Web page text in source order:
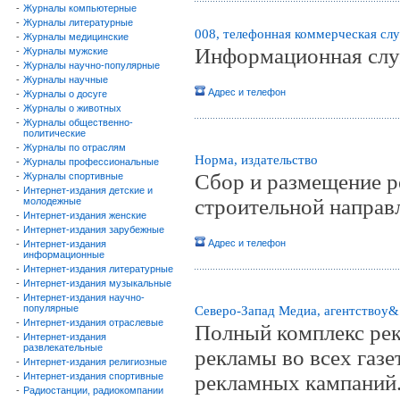
- Журналы компьютерные
- Журналы литературные
- Журналы медицинские
- Журналы мужские
- Журналы научно-популярные
- Журналы научные
- Журналы о досуге
- Журналы о животных
- Журналы общественно-
политические
- Журналы по отраслям
- Журналы профессиональные
- Журналы спортивные
- Интернет-издания детские и
молодежные
- Интернет-издания женские
- Интернет-издания зарубежные
- Интернет-издания
информационные
- Интернет-издания литературные
- Интернет-издания музыкальные
- Интернет-издания научно-
популярные
- Интернет-издания отраслевые
- Интернет-издания
развлекательные
- Интернет-издания религиозные
- Интернет-издания спортивные
- Радиостанции, радиокомпании
008, телефонная коммерческая
Информационная
Адрес и телефон
Норма, издательство
Сбор и размещение
строительной
Адрес и телефон
Северо-Запад Медиа, агентствоy&
Полный комплекс
рекламы во всех
рекламных